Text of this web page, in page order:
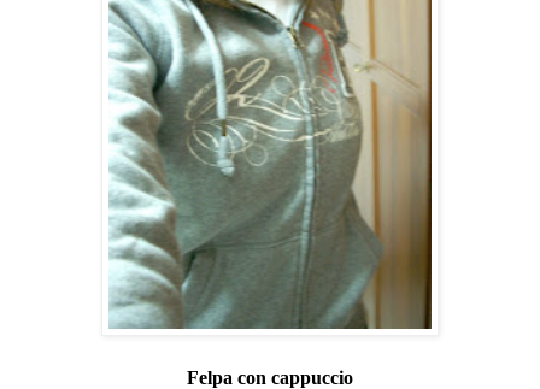
Felpa con cappuccio